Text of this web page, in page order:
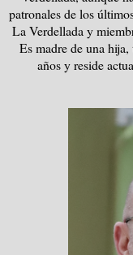
patronales de los
La Verdellada y
Es madre de una
años y reside